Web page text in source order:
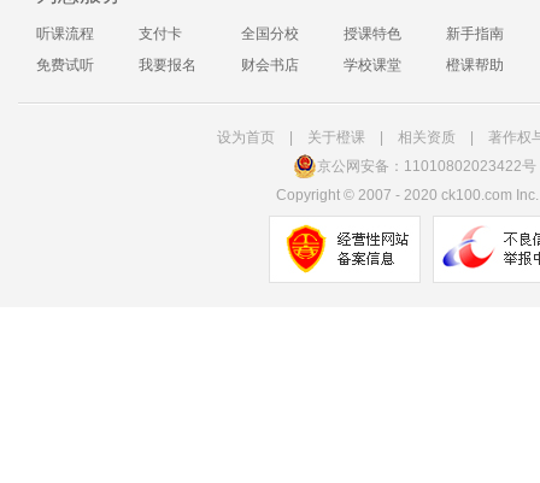
听课流程 支付卡 全国分校 授课特色
新手指南
免费试听
我要报名 财会书店 学校课堂 橙课帮助
设为首页| 关于橙课| 相关资质
著作权
京公网安备：11010802023422号
Copyright ©2007 - 2020 ck100.com